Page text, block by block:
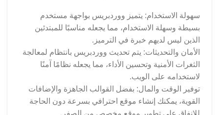
سهولة الاستخدام: يتميز ووردبريس بواجهة مستخدم
بسيطة وسهلة الاستخدام، مما يجعله مناسبًا للمبتدئين
الذين ليس لديهم خبرة في الترميز.
الأمان والتحديثات: يتم تحديث ووردبريس بانتظام لمعالجة
الثغرات الأمنية وتحسين الأداء، مما يجعله نظامًا آمنًا
لاستخدامه على الويب.
توفير الوقت والمال: بفضل القوالب الجاهزة والإضافات
القوية، يمكنك إنشاء موقع احترافي بسرعة دون الحاجة
للإنفاق على تطوير موقع مخصص من الصفر.